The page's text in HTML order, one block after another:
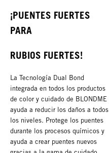
¡PUENTES FUERTES
PARA
RUBIOS FUERTES!
La Tecnología Dual Bond
integrada en todos los productos
de color y cuidado de BLONDME
ayuda a reducir los daños a todos
los niveles. Protege los puentes
durante los procesos químicos y
ayuda a crear puentes nuevos